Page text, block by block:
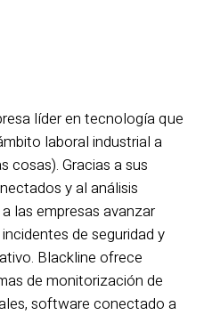
líder en tecnología que
laboral industrial a
cosas). Gracias a sus
y al análisis
las empresas avanzar
de seguridad y
Blackline ofrece
de monitorización de
software conectado a